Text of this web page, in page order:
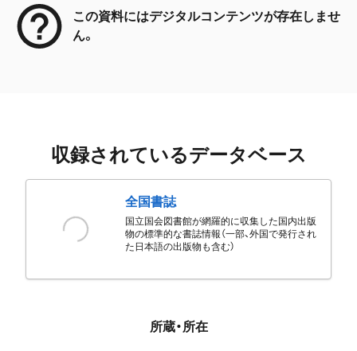
この資料にはデジタルコンテンツが存在しませ
ん。
収録されているデータベース
全国書誌
国立国会図書館が網羅的に収集した国内出版
物の標準的な書誌情報（一部、外国で発行され
た日本語の出版物も含む）
所蔵・所在